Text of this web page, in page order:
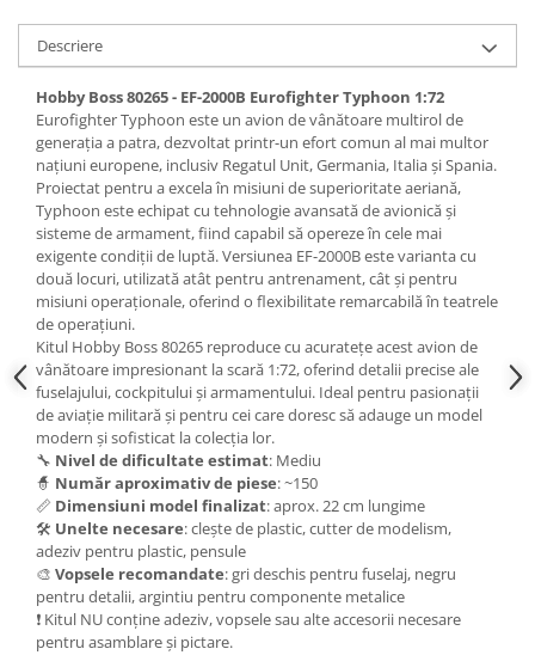
MRP - MR. PAINT
AERO
AFV
Culori auto
TAMIYA
Diluanti si auxiliare Tamiya
Vopsea acrilica Tamiya
Spray Vopsea Tamiya
Markere Vopsea Tamiya
Vallejo
Seturi de vopsele Vallejo
Vallejo Spray Paint
Vallejo Auxiliaries
Vallejo Acrylic Textures
Vopsea la sticluta
Vallejo Liquid Gold
Vallejo Surface Primer
Vallejo Weathering Effects
Vallejo Model Wash
Vallejo Metal Color
Descriere
Hobby Boss 80265 - EF-2000B Eurofighter Typhoon 1:72
Eurofighter Typhoon este un avion de vânătoare multirol de
generația a patra, dezvoltat printr-un efort comun al mai multor
națiuni europene, inclusiv Regatul Unit, Germania, Italia și Spania.
Proiectat pentru a excela în misiuni de superioritate aeriană,
Typhoon este echipat cu tehnologie avansată de avionică și
sisteme de armament, fiind capabil să opereze în cele mai
exigente condiții de luptă. Versiunea EF-2000B este varianta cu
două locuri, utilizată atât pentru antrenament, cât și pentru
misiuni operaționale, oferind o flexibilitate remarcabilă în teatrele
de operațiuni.
Kitul Hobby Boss 80265 reproduce cu acuratețe acest avion de
vânătoare impresionant la scară 1:72, oferind detalii precise ale
fuselajului, cockpitului și armamentului. Ideal pentru pasionații
de aviație militară și pentru cei care doresc să adauge un model
modern și sofisticat la colecția lor.
🔧 Nivel de dificultate estimat: Mediu
🧙 Număr aproximativ de piese: ~150
📏 Dimensiuni model finalizat: aprox. 22 cm lungime
🛠️ Unelte necesare: clește de plastic, cutter de modelism,
adeziv pentru plastic, pensule
🎨 Vopsele recomandate: gri deschis pentru fuselaj, negru
pentru detalii, argintiu pentru componente metalice
❗ Kitul NU conține adeziv, vopsele sau alte accesorii necesare
pentru asamblare și pictare.